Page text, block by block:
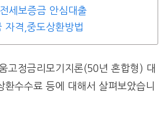
세보증금 안심대출
자격,중도상환방법
고정금리모기지론(50년 혼합형) 대
환수수료 등에 대해서 살펴보았습니